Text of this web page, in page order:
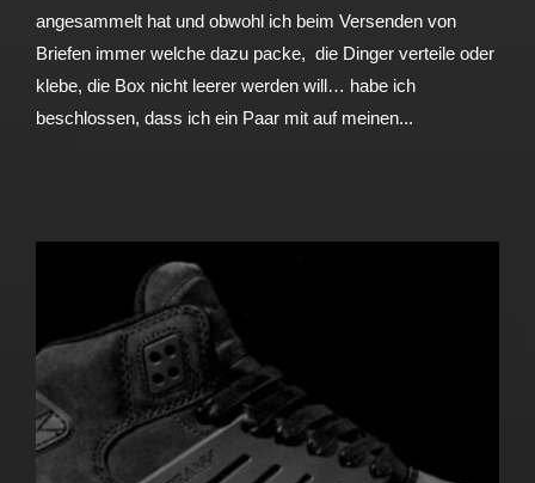
angesammelt hat und obwohl ich beim Versenden von
Briefen immer welche dazu packe, die Dinger verteile oder
klebe, die Box nicht leerer werden will… habe ich
beschlossen, dass ich ein Paar mit auf meinen...